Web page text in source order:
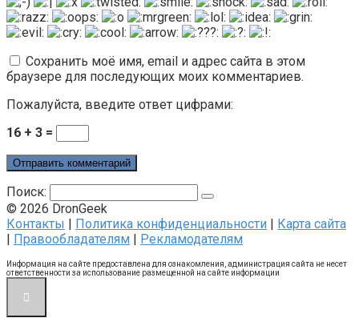
Сохранить моё имя, email и адрес сайта в этом
браузере для последующих моих комментариев.
Пожалуйста, введите ответ цифрами:
16 + 3 =
Поиск:
© 2026 DronGeek
Контакты | Политика конфиденциальности | Карта сайта
| Правообладателям | Рекламодателям
Информация на сайте предоставлена для ознакомления, администрация сайта не несет
ответственности за использование размещенной на сайте информации